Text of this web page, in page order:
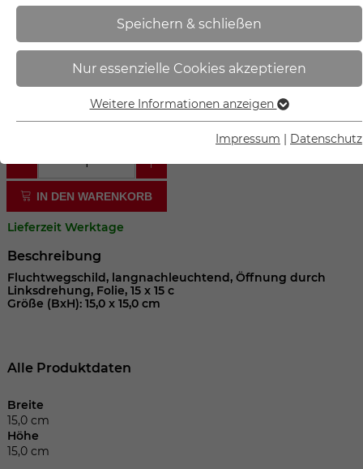
Sie sind hier: Start
Fluchtwegschild -
langnachleuchtend | Öffnung
durch Linksdrehung - 38.A2051
IN DEN WARENKORB
Lieferzeit Werktage
Beschreibung
Fluchtwegschild, langnachleuchtend, Öffnung durch
Linksdrehung, Folie, 15 x 15 c
Größe (BxH): 15,0 x 15,0 cm
Alle Produktdaten
Breite
15,0 cm
Höhe
15,0 cm
Speichern & schließen
Nur essenzielle Cookies akzeptieren
Essenziell
Essenzielle Cookies werden für grundlegende Funktionen
die Webseite einwandfrei funktioniert.
Name cookie_optin
Laufzeit 1 Jahr
Dieses Cookie wird verwendet, um Ihre
Name
Anbieter
Cookie-Informationen anzeigen
Weitere Informationen anzeigen
Impressum Datenschutz